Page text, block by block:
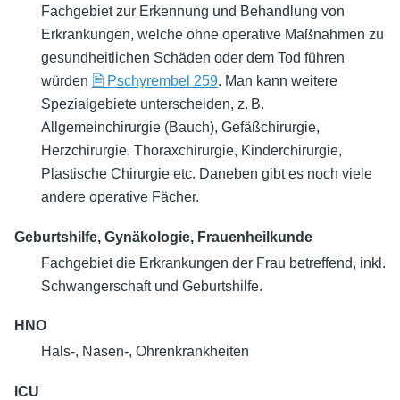
Fachgebiet zur Erkennung und Behandlung von
Erkrankungen, welche ohne operative Maßnahmen zu
gesundheitlichen Schäden oder dem Tod führen
würden 🗎 Pschyrembel 259. Man kann weitere
Spezialgebiete unterscheiden, z. B.
Allgemeinchirurgie (Bauch), Gefäßchirurgie,
Herzchirurgie, Thoraxchirurgie, Kinderchirurgie,
Plastische Chirurgie etc. Daneben gibt es noch viele
andere operative Fächer.
Geburtshilfe, Gynäkologie, Frauenheilkunde
Fachgebiet die Erkrankungen der Frau betreffend, inkl.
Schwangerschaft und Geburtshilfe.
HNO
Hals-, Nasen-, Ohrenkrankheiten
ICU